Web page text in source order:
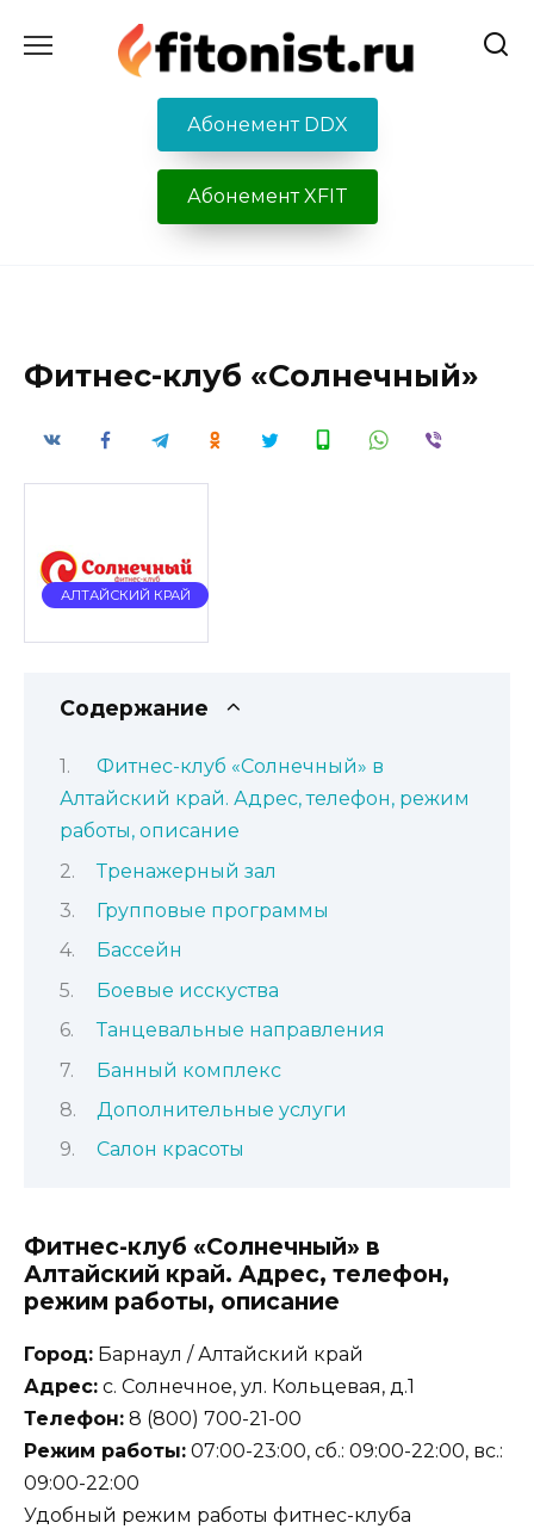
содержанию
Абонемент DDX
Абонемент XFIT
Фитнес-клуб «Солнечный»
АЛТАЙСКИЙ КРАЙ
Содержание
Фитнес-клуб «Солнечный» в
Алтайский край. Адрес, телефон, режим
работы, описание
Тренажерный зал
Групповые программы
Бассейн
Боевые исскуства
Танцевальные направления
Банный комплекс
Дополнительные услуги
Салон красоты
Фитнес-клуб «Солнечный» в
Алтайский край. Адрес, телефон,
режим работы, описание
Город: Барнаул / Алтайский край
Адрес: с. Солнечное, ул. Кольцевая, д.1
Телефон: 8 (800) 700-21-00
Режим работы: 07:00-23:00, сб.: 09:00-22:00, вс.:
09:00-22:00
Удобный режим работы фитнес-клуба